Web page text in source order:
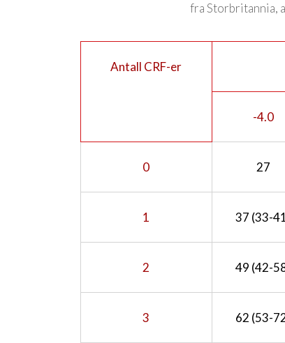
fra Storbritannia,
Antall CRF-er
-4.0
0 27
1 37 (33-
2 49 (42-
3 62 (53-